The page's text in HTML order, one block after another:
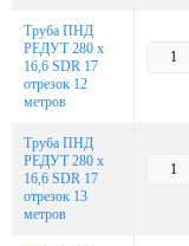
Труба ПНД
РЕДУТ 280 х
16,6 SDR 17
отрезок 12
метров
Труба ПНД
РЕДУТ 280 х
16,6 SDR 17
отрезок 13
метров